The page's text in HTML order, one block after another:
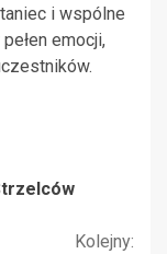
i wspólne
emocji,
Kolejny: